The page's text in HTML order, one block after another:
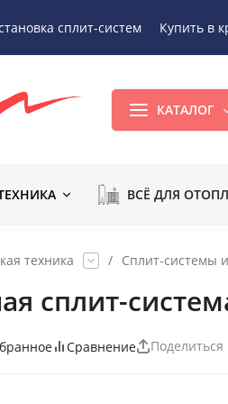
сплит-систем Купить в
КАТАЛОГ
ВСЁ ДЛЯ
техника / Сплит-системы
сплит-
Сравнение Поделиться